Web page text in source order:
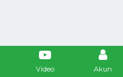
Video Akun